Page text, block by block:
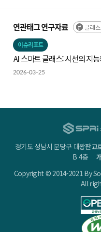
연관태그 연구자료 글래스
이슈리포트
AI 스마트 글래스: 시선의 지
2026-03-25
경기도 성남시 분당구 대왕판
B 4층
Copyright © 2014-2021 By
All